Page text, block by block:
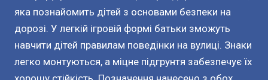
яка познайомить дітей з основами безпеки на
дорозі. У легкій ігровій формі батьки зможуть
навчити дітей правилам поведінки на вулиці. Знаки
легко монтуються, а міцне підгрунтя забезпечує їх